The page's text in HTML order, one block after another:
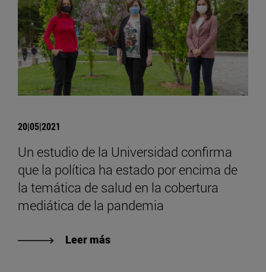
20|05|2021
Un estudio de la Universidad confirma
que la política ha estado por encima de
la temática de salud en la cobertura
mediática de la pandemia
Leer más